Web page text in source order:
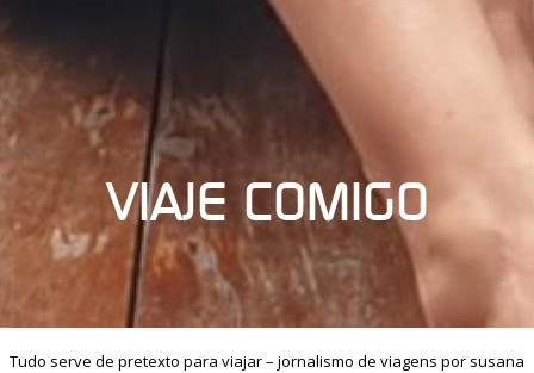
VIAJE COMIGO
Tudo serve de pretexto para viajar – jornalismo de viagens por susana